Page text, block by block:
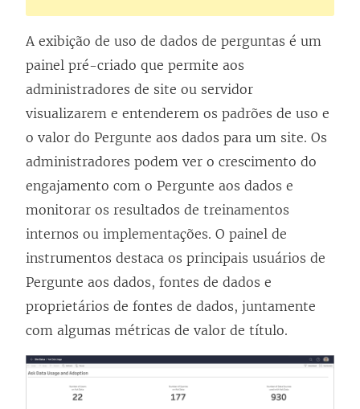
A exibição de uso de dados de perguntas é um
painel pré-criado que permite aos
administradores de site ou servidor
visualizarem e entenderem os padrões de uso e
o valor do Pergunte aos dados para um site. Os
administradores podem ver o crescimento do
engajamento com o Pergunte aos dados e
monitorar os resultados de treinamentos
internos ou implementações. O painel de
instrumentos destaca os principais usuários de
Pergunte aos dados, fontes de dados e
proprietários de fontes de dados, juntamente
com algumas métricas de valor de título.